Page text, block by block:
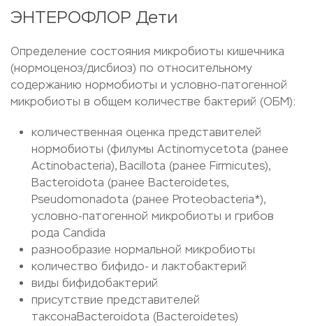
ЭНТЕРОФЛОР Дети
Определение состояния микробиоты кишечника
(нормоценоз/дисбиоз) по относительному
содержанию нормобиоты и условно-патогенной
микробиоты в общем количестве бактерий (ОБМ):
количественная оценка представителей
нормобиоты (филумы Actinomycetota (ранее
Actinobacteria), Bacillota (ранее Firmicutes),
Bacteroidota (ранее Bacteroidetes,
Pseudomonadota (ранее Proteobacteria*),
условно-патогенной микробиоты и грибов
рода Candida
разнообразие нормальной микробиоты
количество бифидо- и лактобактерий
виды бифидобактерий
присутствие представителей
таксонаBacteroidota (Bacteroidetes)